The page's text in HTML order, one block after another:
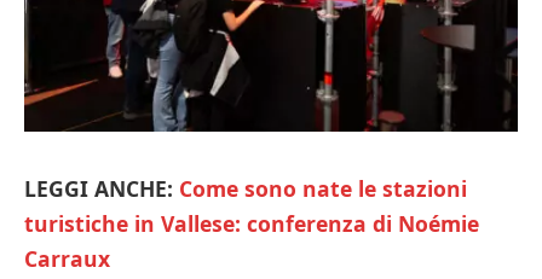
LEGGI ANCHE: Come sono nate le stazioni
turistiche in Vallese: conferenza di Noémie
Carraux